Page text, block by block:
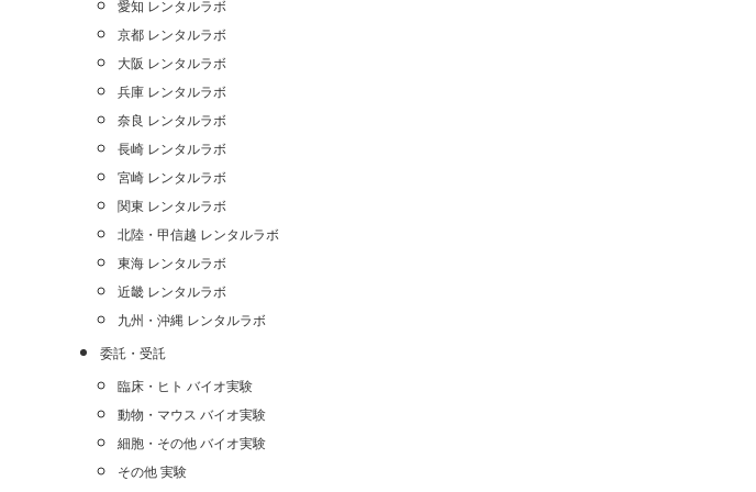
愛知 レンタルラボ
京都 レンタルラボ
大阪 レンタルラボ
兵庫 レンタルラボ
奈良 レンタルラボ
長崎 レンタルラボ
宮崎 レンタルラボ
関東 レンタルラボ
北陸・甲信越 レンタルラボ
東海 レンタルラボ
近畿 レンタルラボ
九州・沖縄 レンタルラボ
委託・受託
臨床・ヒト バイオ実験
動物・マウス バイオ実験
細胞・その他 バイオ実験
その他 実験